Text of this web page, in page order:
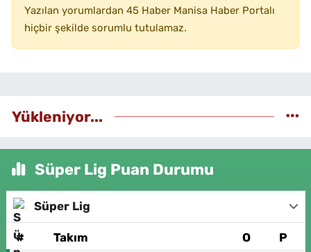
Yazılan yorumlardan 45 Haber Manisa Haber Portalı
hiçbir şekilde sorumlu tutulamaz.
Yükleniyor...
Süper Lig Puan Durumu
Süper Lig
# Takım O P